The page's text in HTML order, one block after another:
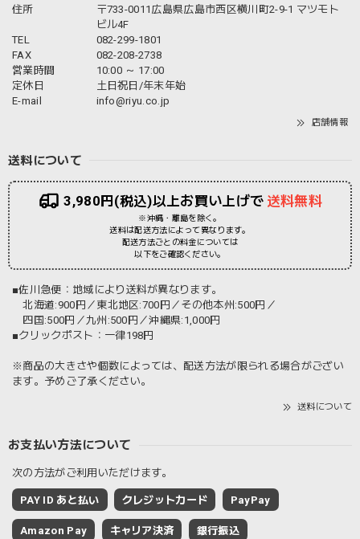
住所
〒733-0011広島県広島市西区横川町2-9-1 マツモト
ビル4F
TEL
082-299-1801
FAX
082-208-2738
営業時間
10:00 ～ 17:00
定休日
土日祝日/年末年始
E-mail
info@riyu.co.jp
店舗情報
送料について
3,980円(税込)以上お買い上げで 送料無料
※沖縄・離島を除く。
送料は配送方法によって異なります。
配送方法ごとの料金については
以下をご確認ください。
■佐川急便：地域により送料が異なります。
北海道:900円／東北地区:700円／その他本州:500円／
四国:500円／九州:500円／沖縄県:1,000円
■クリックポスト：一律198円
※商品の大きさや個数によっては、配送方法が限られる場合がござい
ます。予めご了承ください。
送料について
お支払い方法について
次の方法がご利用いただけます。
PAY ID あと払い クレジットカード PayPay
Amazon Pay キャリア決済 銀行振込